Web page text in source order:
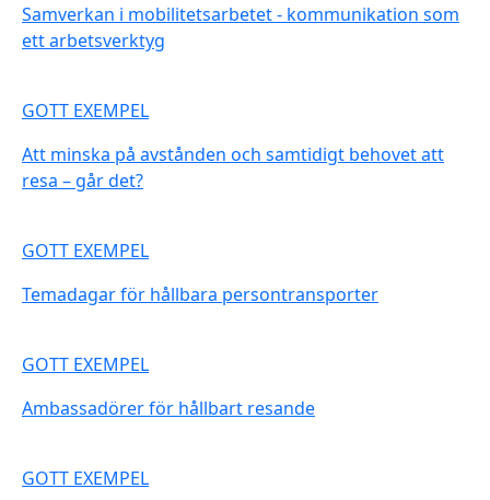
Samverkan i mobilitetsarbetet - kommunikation som
ett arbetsverktyg
GOTT EXEMPEL
Att minska på avstånden och samtidigt behovet att
resa – går det?
GOTT EXEMPEL
Temadagar för hållbara persontransporter
GOTT EXEMPEL
Ambassadörer för hållbart resande
GOTT EXEMPEL